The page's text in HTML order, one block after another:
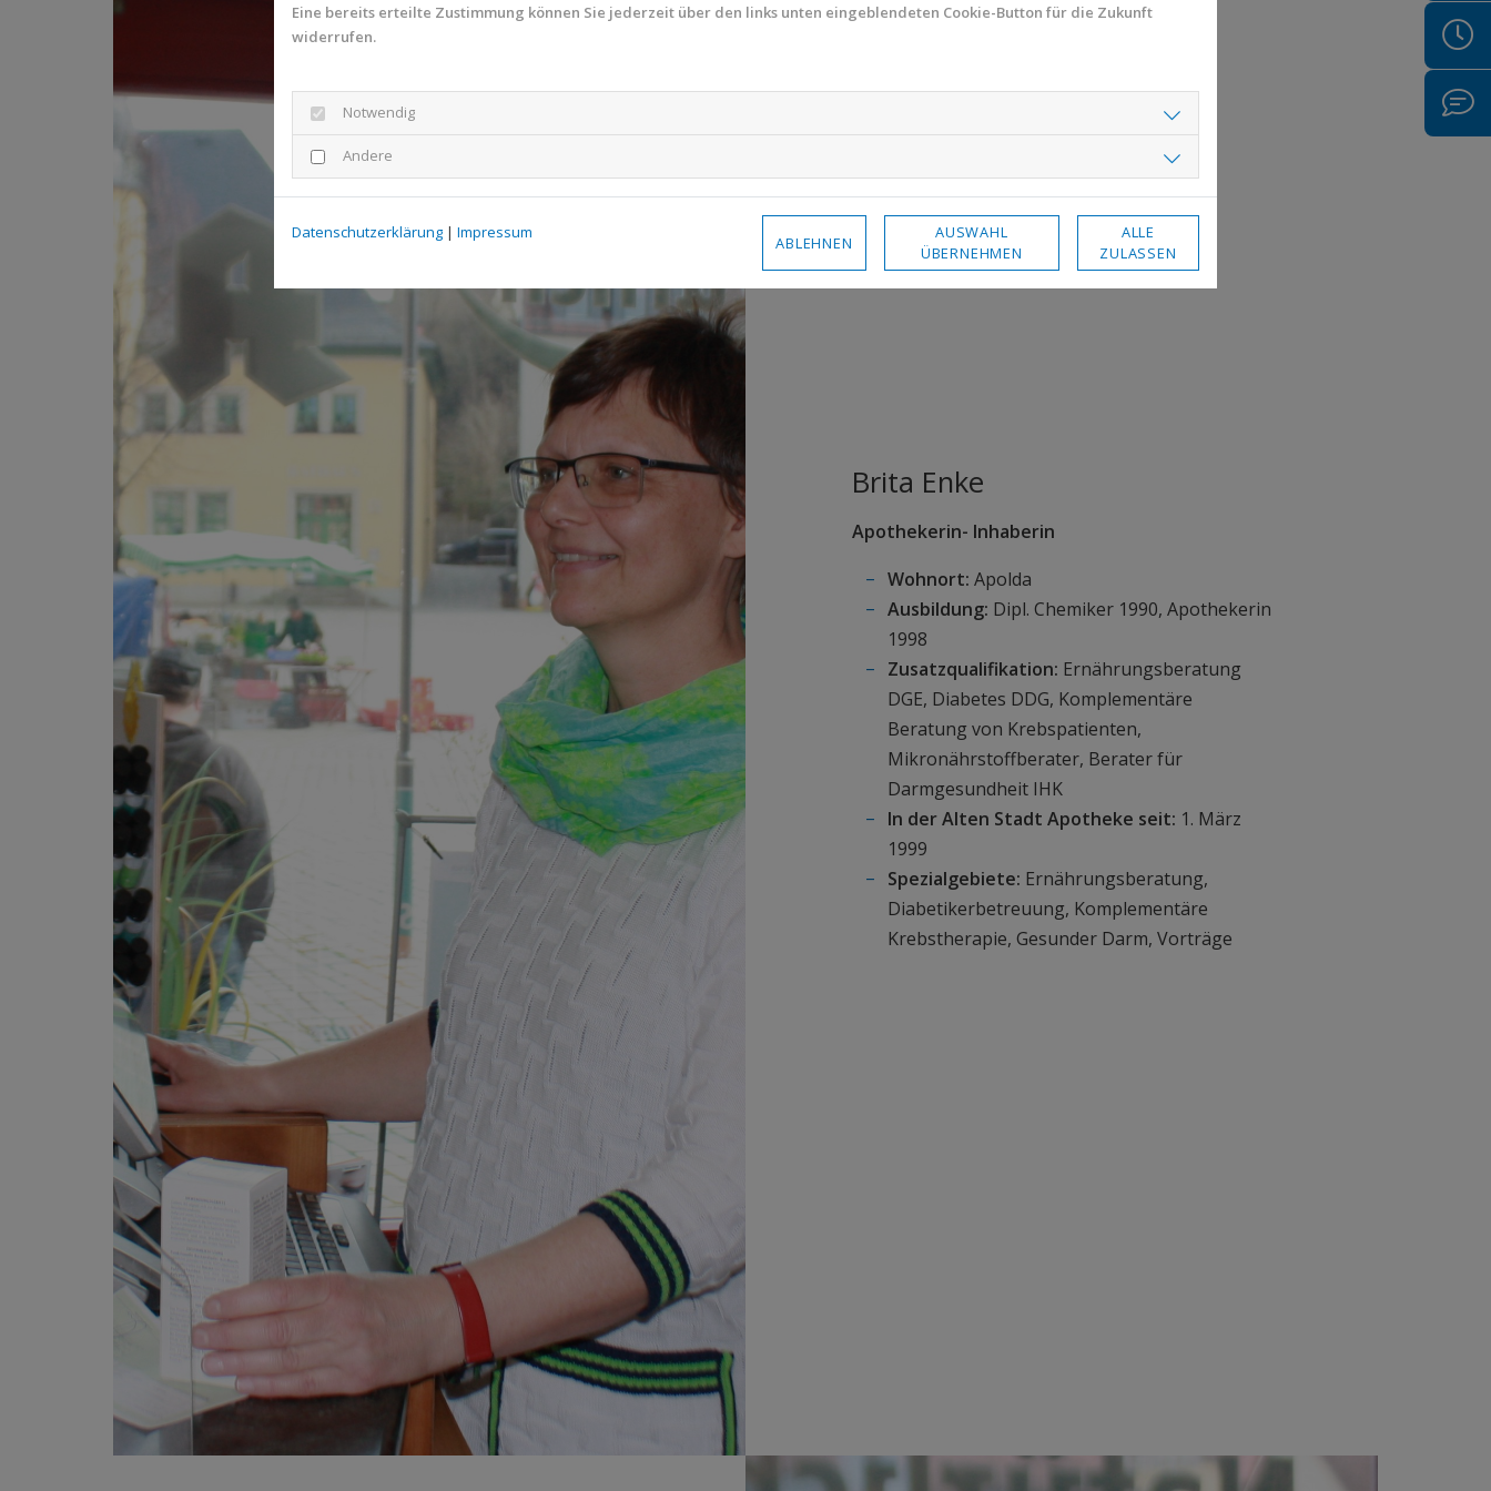
Brita Enke
Apothekerin- Inhaberin
Wohnort: Apolda
Ausbildung: Dipl. Chemiker 1990, Apothekerin
1998
Zusatzqualifikation: Ernährungsberatung
DGE, Diabetes DDG, Komplementäre
Beratung von Krebspatienten,
Mikronährstoffberater, Berater für
Darmgesundheit IHK
In der Alten Stadt Apotheke seit: 1. März
1999
Spezialgebiete: Ernährungsberatung,
Diabetikerbetreuung, Komplementäre
Krebstherapie, Gesunder Darm, Vorträge
Eine bereits erteilte Zustimmung können Sie jederzeit über den links unten eingeblendeten Cookie-Button für die Zukunft
widerrufen.
Notwendig
Andere
Datenschutzerklärung | Impressum
ABLEHNEN
AUSWAHL
ÜBERNEHMEN
ALLE
ZULASSEN